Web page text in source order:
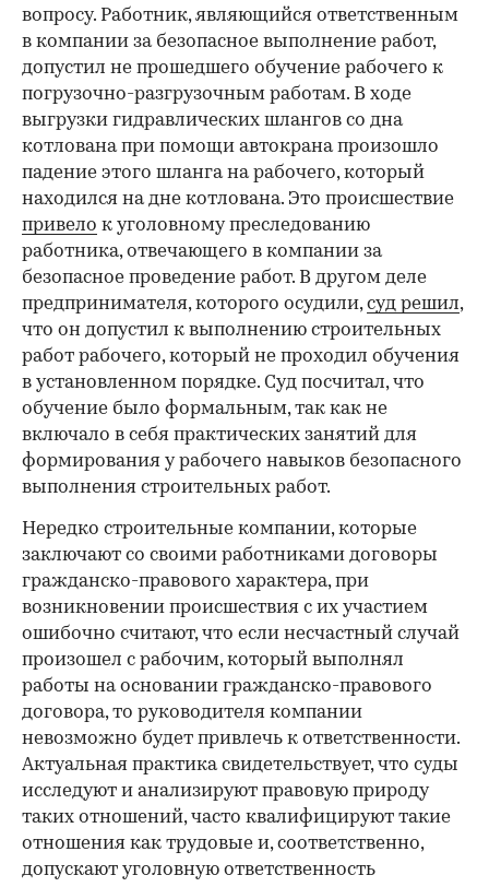
вопросу. Работник, являющийся ответственным
в компании за безопасное выполнение работ,
допустил не прошедшего обучение рабочего к
погрузочно-разгрузочным работам. В ходе
выгрузки гидравлических шлангов со дна
котлована при помощи автокрана произошло
падение этого шланга на рабочего, который
находился на дне котлована. Это происшествие
привело к уголовному преследованию
работника, отвечающего в компании за
безопасное проведение работ. В другом деле
предпринимателя, которого осудили,суд решил,
что он допустил к выполнению строительных
работ рабочего, который не проходил обучения
в установленном порядке. Суд посчитал, что
обучение было формальным, так как не
включало в себя практических занятий для
формирования у рабочего навыков безопасного
выполнения строительных работ.
Нередко строительные компании, которые
заключают со своими работниками договоры
гражданско-правового характера, при
возникновении происшествия с их участием
ошибочно считают, что если несчастный случай
произошел с рабочим, который выполнял
работы на основании гражданско-правового
договора, то руководителя компании
невозможно будет привлечь к ответственности.
Актуальная практика свидетельствует, что суды
исследуют и анализируют правовую природу
таких отношений, часто квалифицируют такие
отношения как трудовые и, соответственно,
допускают уголовную ответственность